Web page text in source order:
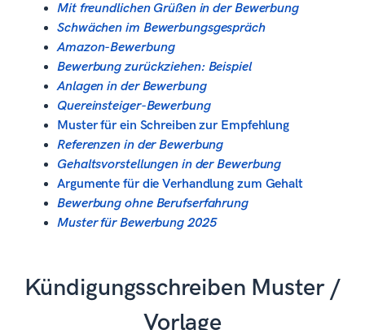
Mit freundlichen Grüßen in der Bewerbung
Schwächen im Bewerbungsgespräch
Amazon-Bewerbung
Bewerbung zurückziehen: Beispiel
Anlagen in der Bewerbung
Quereinsteiger-Bewerbung
Muster für ein Schreiben zur Empfehlung
Referenzen in der Bewerbung
Gehaltsvorstellungen in der Bewerbung
Argumente für die Verhandlung zum Gehalt
Bewerbung ohne Berufserfahrung
Muster für Bewerbung 2025
Kündigungsschreiben Muster /
Vorlage